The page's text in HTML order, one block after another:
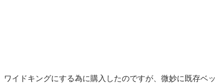
ワイドキングにする為に購入したのですが、微妙に既存ベッ